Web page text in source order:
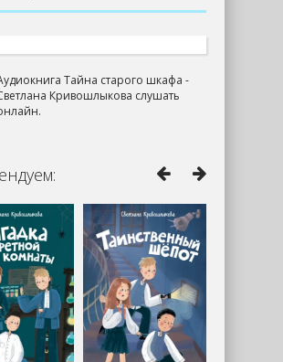
Тайна старого шкафа -
Кривошлыкова слушать